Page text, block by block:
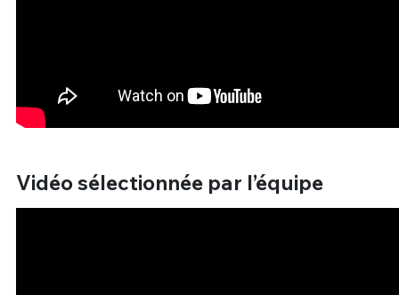
Vidéo sélectionnée par l’équipe